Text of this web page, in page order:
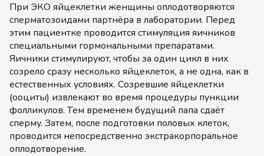
При ЭКО яйцеклетки женщины оплодотворяются
сперматозоидами партнёра в лаборатории. Перед
этим пациентке проводится стимуляция яичников
специальными гормональными препаратами.
Яичники стимулируют, чтобы за один цикл в них
созрело сразу несколько яйцеклеток, а не одна, как в
естественных условиях. Созревшие яйцеклетки
(ооциты) извлекают во время процедуры пункции
фолликулов. Тем временем будущий папа сдаёт
сперму. Затем, после подготовки половых клеток,
проводится непосредственно экстракорпоральное
оплодотворение.